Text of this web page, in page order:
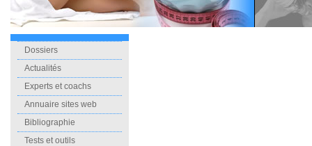
Dossiers
Actualités
Experts et coachs
Annuaire sites web
Bibliographie
Tests et outils